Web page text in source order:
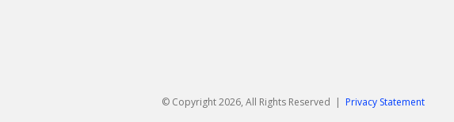
© Copyright 2026, All Rights Reserved | Privacy Statement